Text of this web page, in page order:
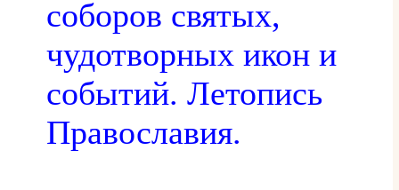
соборов святых,
чудотворных икон и
событий. Летопись
Православия.